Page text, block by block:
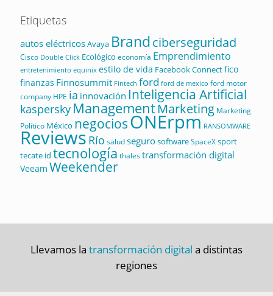
Etiquetas
autos eléctricosAvaya Brandciberseguridad
Cisco Double Click Ecológico economía Emprendimiento
entretenimiento equinix estilo de vida Facebook Connectfico
finanzas Finnosummit Fintech ford ford de mexico ford motor
company HPE ia innovación Inteligencia Artificial
kaspersky ManagementMarketing Marketing
Político México negociosONErpm RANSOMWARE
Reviews Río saludsegurosoftwareSpaceXsport
tecate id tecnología thalestransformación digital
Veeam Weekender
Llevamos la transformación digital a distintas
regiones